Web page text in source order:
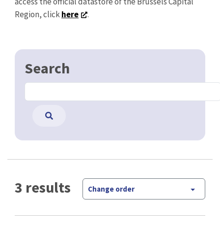
Region, clickhere .
Search
3 results Change order